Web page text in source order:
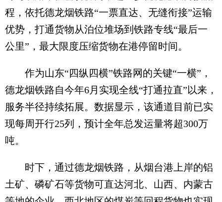
程，依托德龙烟铁路“一票直达、无缝衔接”运输
优势，打通货物从泊位堆场到铁路专线“最后一
公里”，最大限度压缩货物在港停留时间。
作为山东“四纵四横”铁路网的关键“一横”，
德龙烟铁路自今年6月实现全线“打通拉直”以来，
服务半径持续拓展。数据显示，该通道目前已实
现每周开行25列，预计全年总发运量将超300万
吨。
时下，通过德龙烟铁路，从烟台港上岸的铝
土矿、磷矿石等货物可直达河北、山西、内蒙古